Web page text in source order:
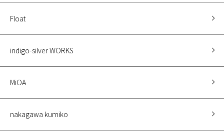
Float
indigo-silver WORKS
MiOA
nakagawa kumiko